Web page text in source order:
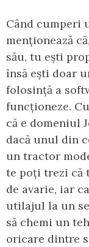
Când cumperi
menționează
său, tu ești
însă ești doar
folosință a
funcționeze.
că e domeniul
dacă unul din
un tractor
te poți trezi că
de avarie, iar
utilajul la un
să chemi un
oricare dintre